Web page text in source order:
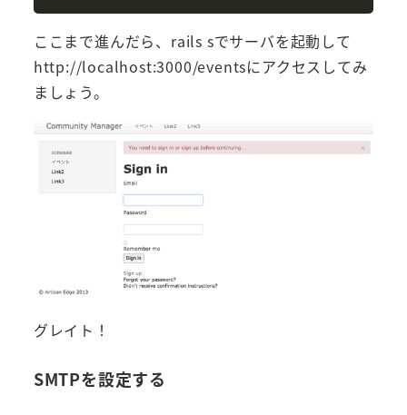
ここまで進んだら、rails sでサーバを起動して
http://localhost:3000/eventsにアクセスしてみ
ましょう。
グレイト！
SMTPを設定する